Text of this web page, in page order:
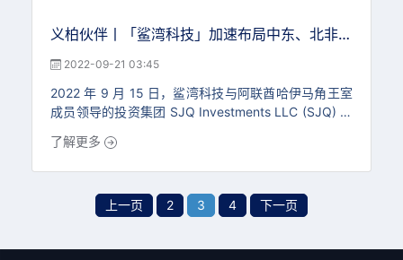
义柏伙伴丨「鲨湾科技」加速布局中东、北非、
东南亚等地市场
2022-09-21 03:45
2022 年 9 月 15 日，鲨湾科技与阿联酋哈伊马角王室
成员领导的投资集团 SJQ Investments LLC (SJQ) 及
(EPMB) 在哈伊马角王宫签订战略合作协议，共同开拓
中东、南亚和北非部分国家的新能源摩托车市场，同时
了解更多
上一页 2 3 4 下一页